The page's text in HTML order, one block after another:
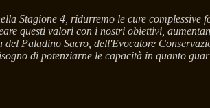
Stagione 4, ridurremo le cure complessive
questi valori con i nostri obiettivi,
del Paladino Sacro, dell'Evocatore
di potenziarne le capacità in quanto